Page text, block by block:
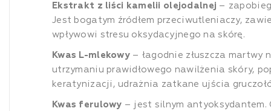
Ekstrakt z liści kamelii olejodalnej –
Jest bogatym źródłem przeciwutleniaczy,
wpływowi stresu oksydacyjnego na skórę.
Kwas L-mlekowy– łagodnie złuszcza martwy
utrzymaniu prawidłowego nawilżenia skóry,
keratynizacji, udrażnia zatkane ujścia
Kwas ferulowy – jest silnym antyoksydantem.